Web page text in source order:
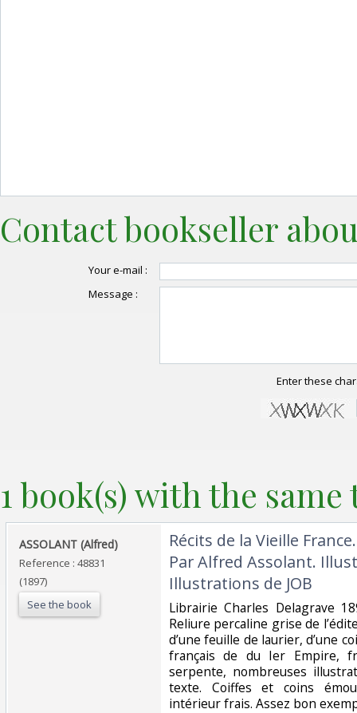
Contact bookseller
Your e-mail :
Message :
Enter these
1 book(s) with the
‎ASSOLANT (Alfred)‎
Reference : 48831
(1897)
See the book
‎Récits de la Vieille
Par Alfred Assolant.
Illustrations de JOB‎
‎Librairie Charles Delagrave
Reliure percaline grise de
d’une feuille de laurier, d’une
français de du Ier Empire,
serpente, nombreuses
texte. Coiffes et coins
intérieur frais. Assez bon